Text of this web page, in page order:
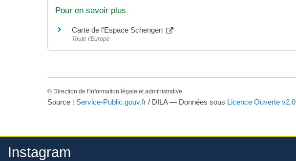
Pour en savoir plus
Carte de l'Espace Schengen
Toute l'Europe
© Direction de l'information légale et administrative
Source : Service-Public.gouv.fr / DILA — Données sous Licence Ouverte v2.0
Instagram